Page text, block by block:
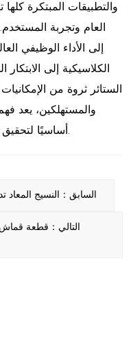
والتطبيقات المبتكرة
العام وتجربة
إلى الأداء الوظيفي
الكلاسيكية إلى
الستائر ثروة من
والمستهلكين، يعد
أساسيًا لتحقيق مزيج مثالي من الجماليات والوظائف.
السابق：النسيج
التالي：قطعة